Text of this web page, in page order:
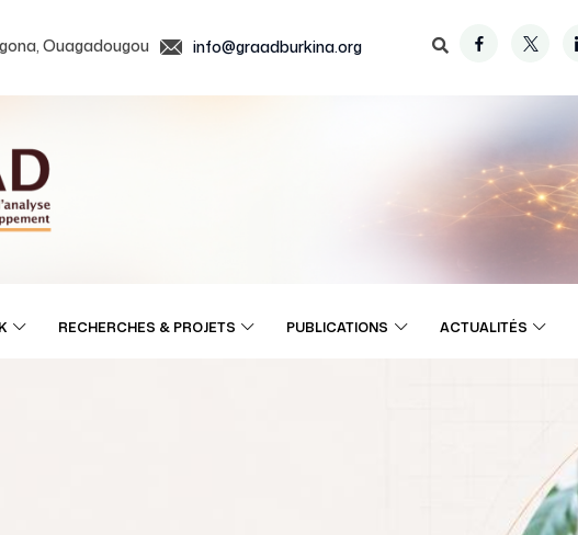
Ouagadougou info@graadburkina.org
RECHERCHES & PROJETS PUBLICATIONS ACTUALITÉS